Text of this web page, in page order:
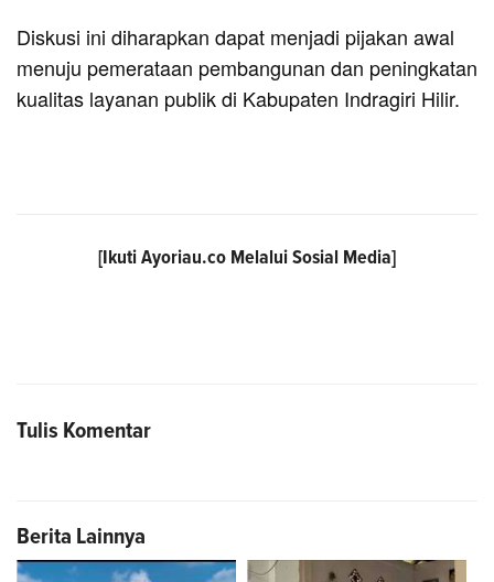
Diskusi ini diharapkan dapat menjadi pijakan awal
menuju pemerataan pembangunan dan peningkatan
kualitas layanan publik di Kabupaten Indragiri Hilir.
[Ikuti Ayoriau.co Melalui Sosial Media]
Tulis Komentar
Berita Lainnya